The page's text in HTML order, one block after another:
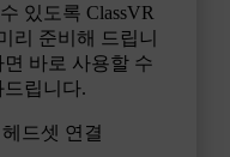
있도록 ClassVR
리 준비해 드립니
바로 사용할 수
립니다.
드셋 연결